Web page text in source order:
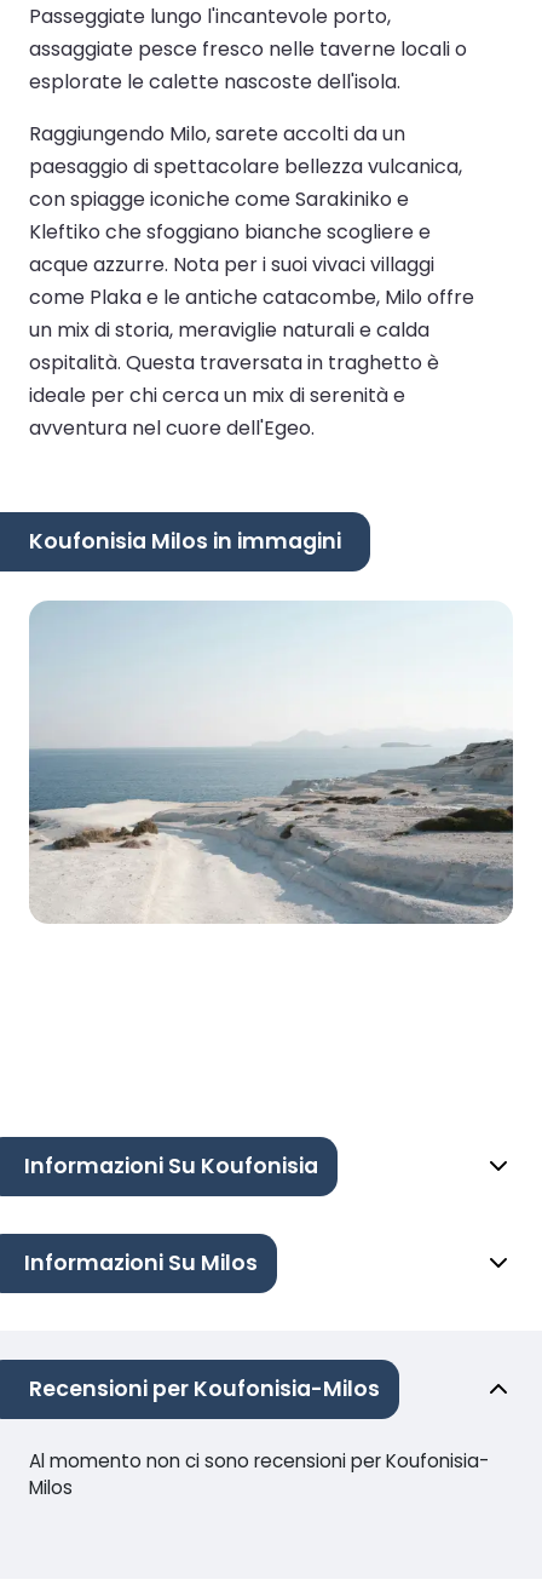
Passeggiate lungo l'incantevole porto,
assaggiate pesce fresco nelle taverne locali o
esplorate le calette nascoste dell'isola.
Raggiungendo Milo, sarete accolti da un
paesaggio di spettacolare bellezza vulcanica,
con spiagge iconiche come Sarakiniko e
Kleftiko che sfoggiano bianche scogliere e
acque azzurre. Nota per i suoi vivaci villaggi
come Plaka e le antiche catacombe, Milo offre
un mix di storia, meraviglie naturali e calda
ospitalità. Questa traversata in traghetto è
ideale per chi cerca un mix di serenità e
avventura nel cuore dell'Egeo.
Koufonisia Milos in immagini
Informazioni Su Koufonisia
Informazioni Su Milos
Recensioni per Koufonisia-Milos
Al momento non ci sono recensioni per Koufonisia-
Milos